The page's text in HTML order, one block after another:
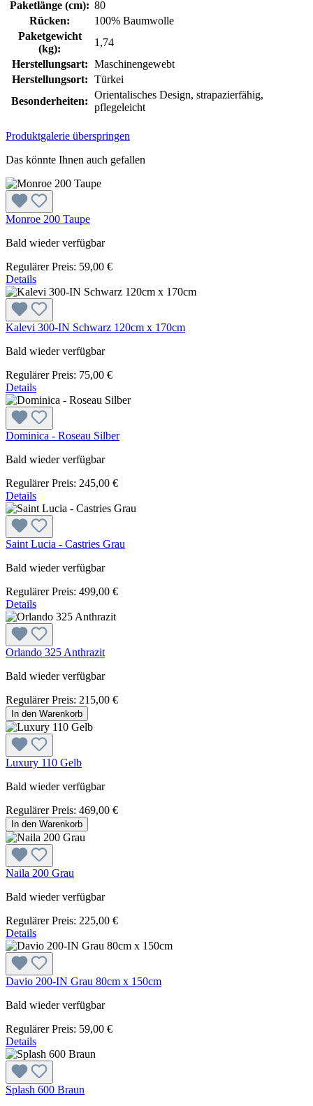
Paketlänge (cm): 80
Rücken:
100% Baumwolle
Paketgewicht
(kg):
1,74
Herstellungsart: Maschinengewebt
Herstellungsort: Türkei
Besonderheiten:
Orientalisches Design, strapazierfähig,
pflegeleicht
Produktgalerie überspringen
Das könnte Ihnen auch gefallen
Monroe 200 Taupe
Bald wieder verfügbar
Regulärer Preis: 59,00 €
Details
Kalevi 300-IN Schwarz 120cm x 170cm
Bald wieder verfügbar
Regulärer Preis: 75,00 €
Details
Dominica - Roseau Silber
Bald wieder verfügbar
Regulärer Preis: 245,00 €
Details
Saint Lucia - Castries Grau
Bald wieder verfügbar
Regulärer Preis: 499,00 €
Details
Orlando 325 Anthrazit
Bald wieder verfügbar
Regulärer Preis: 215,00 €
In den Warenkorb
Luxury 110 Gelb
Bald wieder verfügbar
Regulärer Preis: 469,00 €
In den Warenkorb
Naila 200 Grau
Bald wieder verfügbar
Regulärer Preis: 225,00 €
Details
Davio 200-IN Grau 80cm x 150cm
Bald wieder verfügbar
Regulärer Preis: 59,00 €
Details
Splash 600 Braun